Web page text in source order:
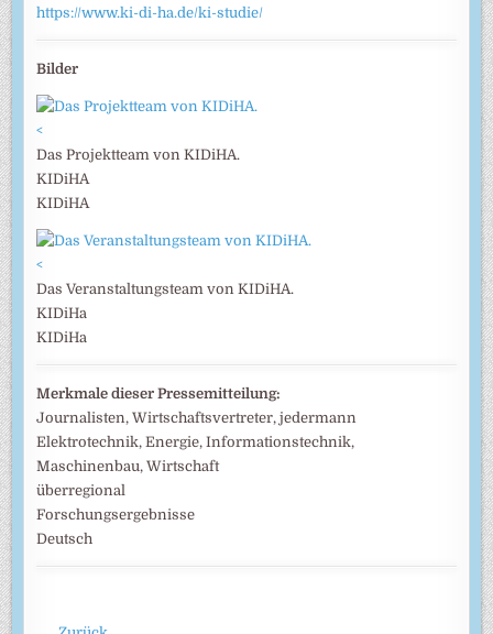
https://www.ki-di-ha.de/ki-studie/
Bilder
<
Das Projektteam von KIDiHA.
KIDiHA
KIDiHA
<
Das Veranstaltungsteam von KIDiHA.
KIDiHa
KIDiHa
Merkmale dieser Pressemitteilung:
Journalisten, Wirtschaftsvertreter, jedermann
Elektrotechnik, Energie, Informationstechnik,
Maschinenbau, Wirtschaft
überregional
Forschungsergebnisse
Deutsch